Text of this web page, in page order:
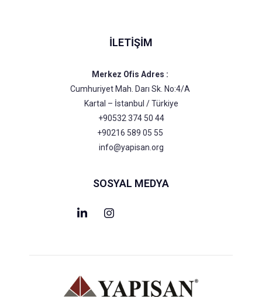
İLETIŞIM
Merkez Ofis Adres :
Cumhuriyet Mah. Darı Sk. No:4/A
Kartal – İstanbul / Türkiye
+90532 374 50 44
+90216 589 05 55
info@yapisan.org
SOSYAL MEDYA